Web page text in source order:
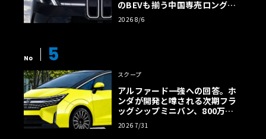
のBEVも揃う中国専売ロング仕
様の全貌
2026 8/6
No 5
スクープ
アルファード一強への回答。ホ
ンダが開発と噂される次期フラ
ッグシップミニバン、800万円
超の勝算【予想CG】
2026 7/31